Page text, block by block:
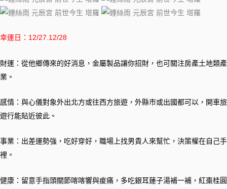
幸運日：12/27.12/28
財運：從他鄉傳來的好消息，金屬製品讓你招財，也可關注房產土地類產
業。
感情：與心儀對象外出北方或往西方旅遊，外縣市或出國都可以，開車旅
遊行能貼近彼此。
事業：出差運勢強，吃好穿好，職場上找男貴人來幫忙，決策權在自己手
裡。
健康：留意手指頭關節喀喀響與痠痛，多吃銀耳蓮子湯補一補，紅棗桂圓